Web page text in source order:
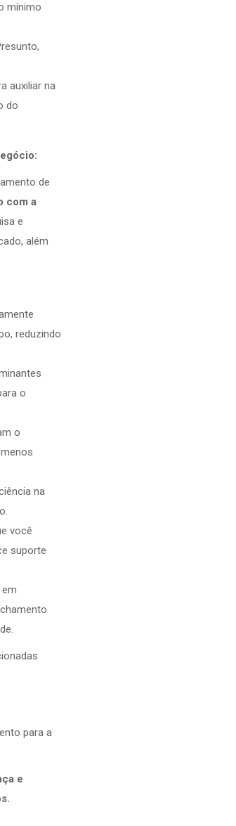
mínimo
auxiliar na
do
de
com a
e
além
reduzindo
o
o
na
você
suporte
para a
e